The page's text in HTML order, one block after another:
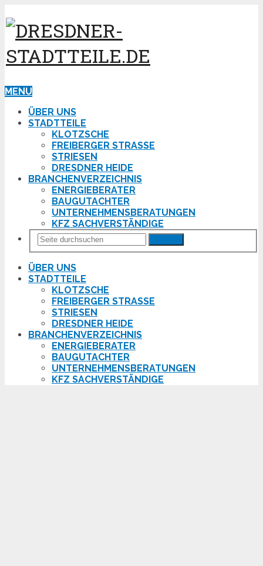
MENU
ÜBER UNS
STADTTEILE
KLOTZSCHE
FREIBERGER STRASSE
STRIESEN
DRESDNER HEIDE
BRANCHENVERZEICHNIS
ENERGIEBERATER
BAUGUTACHTER
UNTERNEHMENSBERATUNGEN
KFZ SACHVERSTÄNDIGE
ÜBER UNS
STADTTEILE
KLOTZSCHE
FREIBERGER STRASSE
STRIESEN
DRESDNER HEIDE
BRANCHENVERZEICHNIS
ENERGIEBERATER
BAUGUTACHTER
UNTERNEHMENSBERATUNGEN
KFZ SACHVERSTÄNDIGE